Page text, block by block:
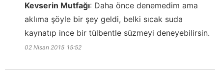
Kevserin Mutfağı: Daha önce denemedim ama
aklıma şöyle bir şey geldi, belki sıcak suda
kaynatıp ince bir tülbentle süzmeyi deneyebilirsin.
02 Nisan 2015 15:52